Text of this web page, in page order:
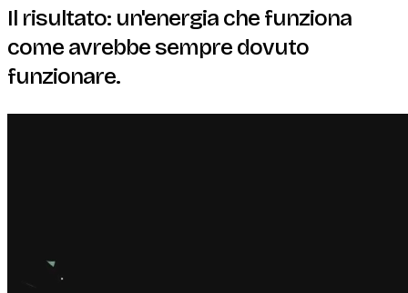
Il risultato: un'energia che funziona
come avrebbe sempre dovuto
funzionare.